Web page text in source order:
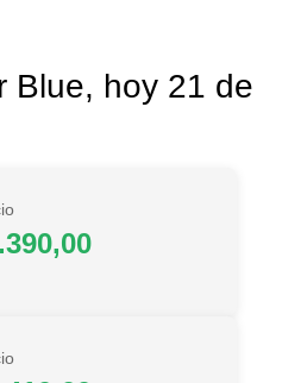
Blue, hoy 21 de